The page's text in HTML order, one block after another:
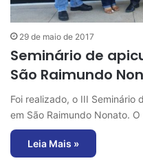
29 de maio de 2017
Seminário de
São Raimundo
Foi realizado, o III Seminário
em São Raimundo Nonato.
Leia Mais »